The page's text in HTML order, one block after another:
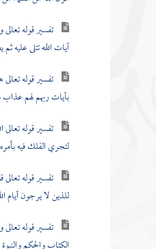
تفسير قوله
آيات الله تتلى عليه
تفسير قوله
بآيات ربهم لهم
تفسير قوله
لتجري الفلك فيه
تفسير قوله
للذين لا يرجون أيام
تفسير قوله تعالى